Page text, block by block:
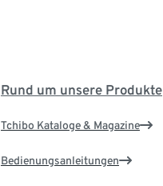
Rund um unsere Produkte
Tchibo Kataloge & Magazine
Bedienungsanleitungen